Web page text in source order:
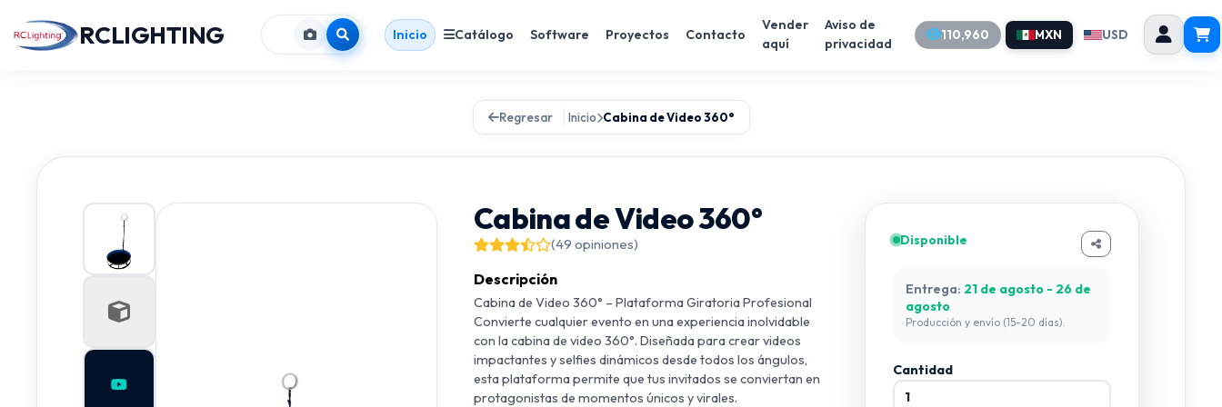
RCLIGHTING Inicio Catálogo Software Proyectos Contacto
Vender
aquí
Aviso de
privacidad
110,960 MXN USD
Regresar Inicio Cabina de Video 360°
Cabina de Video 360°
(49 opiniones)
Descripción
Cabina de Video 360° – Plataforma Giratoria Profesional
Convierte cualquier evento en una experiencia inolvidable
con la cabina de video 360°. Diseñada para crear videos
impactantes y selfies dinámicos desde todos los ángulos,
esta plataforma permite que tus invitados se conviertan en
protagonistas de momentos únicos y virales.
Disponible
Entrega: 21 de agosto - 26 de
agosto
Producción y envío (15-20 días).
Cantidad